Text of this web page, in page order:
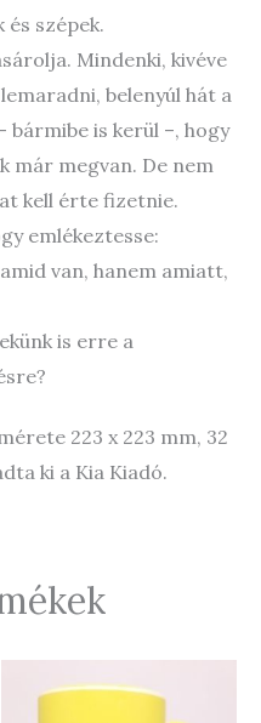
és szépek.
Mindenki, kivéve
belenyúl hát a
bármibe is kerül –, hogy
már megvan. De nem
kell érte fizetnie.
emlékeztesse:
van, hanem amiatt,
is erre a
223 x 223 mm, 32
ki a Kia Kiadó.